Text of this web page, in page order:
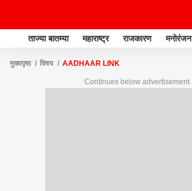
ताज्या बातम्या महाराष्ट्र राजकारण मनोरंजन
मुख्यपृष्ठ विषय AADHAAR LINK
Continues below advertisement